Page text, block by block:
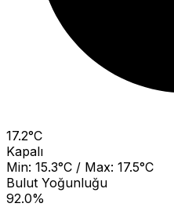
17.2°C
Kapalı
Min: 15.3°C / Max: 17.5°C
Bulut Yoğunluğu
92.0%